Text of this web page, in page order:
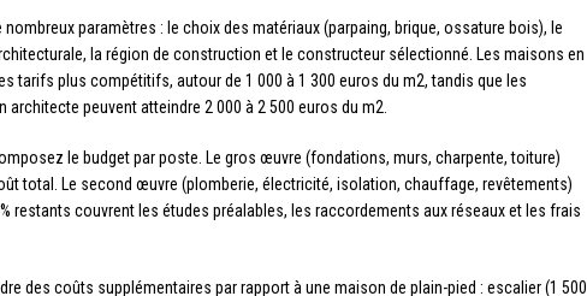
paramètres : le choix des matériaux (parpaing, brique, ossature bois), le
la région de construction et le constructeur sélectionné. Les maisons en
tarifs plus compétitifs, autour de 1 000 à 1 300 euros du m2, tandis que les
peuvent atteindre 2 000 à 2 500 euros du m2.
le budget par poste. Le gros œuvre (fondations, murs, charpente, toiture)
total. Le second œuvre (plomberie, électricité, isolation, chauffage, revêtements)
restants couvrent les études préalables, les raccordements aux réseaux et les frais
des coûts supplémentaires par rapport à une maison de plain-pied : escalier (1 500